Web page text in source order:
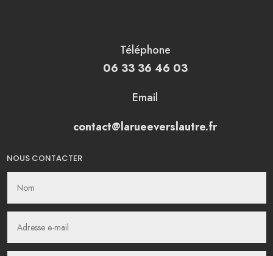
Téléphone
06 33 36 46 03
Email
contact@larueeverslautre.fr
NOUS CONTACTER